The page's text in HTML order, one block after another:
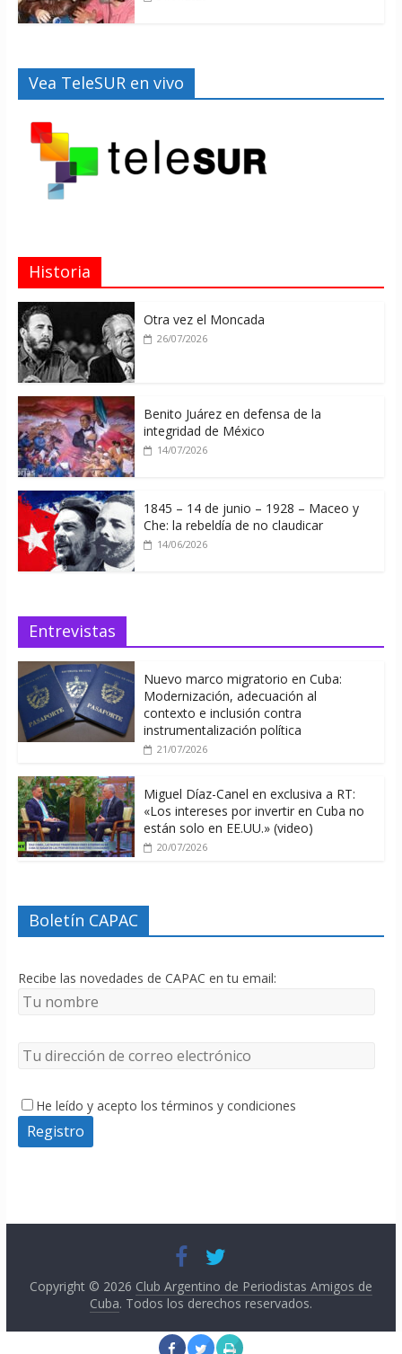
Vea TeleSUR en vivo
Historia
Otra vez el Moncada
26/07/2026
Benito Juárez en defensa de la
integridad de México
14/07/2026
1845 – 14 de junio – 1928 – Maceo y
Che: la rebeldía de no claudicar
14/06/2026
Entrevistas
Nuevo marco migratorio en Cuba:
Modernización, adecuación al
contexto e inclusión contra
instrumentalización política
21/07/2026
Miguel Díaz-Canel en exclusiva a RT:
«Los intereses por invertir en Cuba no
están solo en EE.UU.» (video)
20/07/2026
Boletín CAPAC
Recibe las novedades de CAPAC en tu email:
He leído y acepto los términos y condiciones
Copyright © 2026 Club Argentino de Periodistas Amigos de
Cuba. Todos los derechos reservados.